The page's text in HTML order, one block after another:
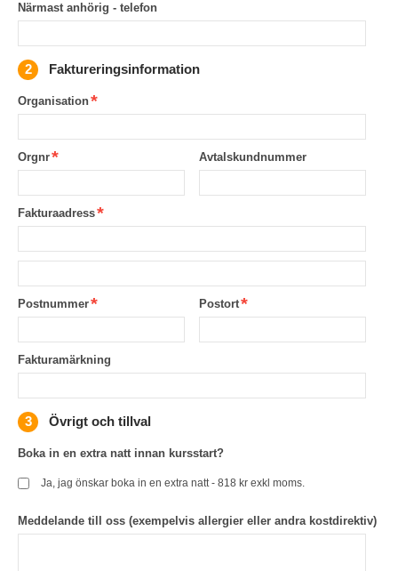
Närmast anhörig - telefon
Faktureringsinformation
Organisation
Orgnr Avtalskundnummer
Fakturaadress
Postnummer Postort
Fakturamärkning
Övrigt och tillval
Boka in en extra natt innan kursstart?
Ja, jag önskar boka in en extra natt - 818 kr exkl moms.
Meddelande till oss (exempelvis allergier eller andra kostdirektiv)